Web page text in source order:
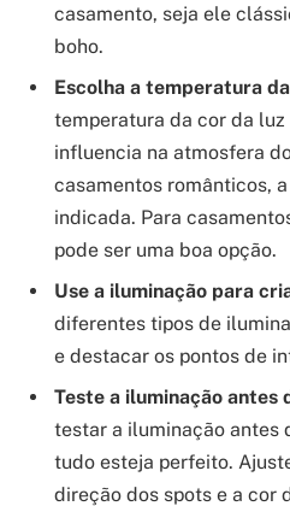
casamento, seja ele
boho.
Escolha a temperatura
temperatura da cor da luz
influencia na atmosfera
casamentos românticos,
indicada. Para
pode ser uma boa opção.
Use a iluminação para
diferentes tipos de
e destacar os pontos de
Teste a iluminação antes
testar a iluminação antes
tudo esteja perfeito.
direção dos spots e a cor